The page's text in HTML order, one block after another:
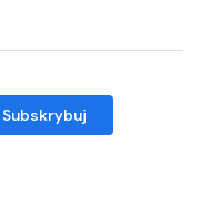
Subskrybuj